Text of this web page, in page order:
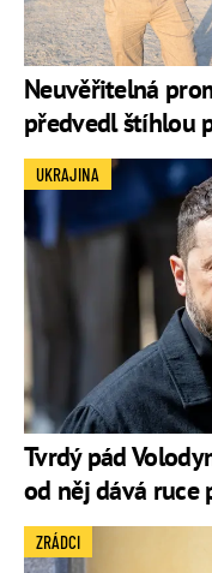
Neuvěřitelná
předvedl štíhlou
Tvrdý pád
od něj dává ruce
UKRAJINA
ZRÁDCI